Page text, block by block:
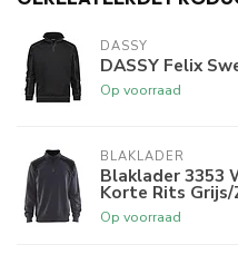
DASSY
DASSY Felix
Op voorraad
BLAKLADER
Blaklader 3353
Korte Rits
Op voorraad